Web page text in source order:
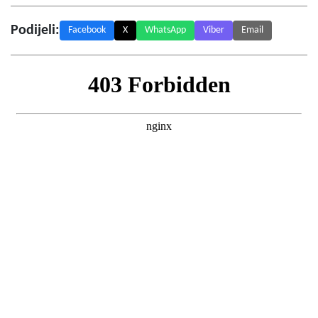
Podijeli: Facebook X WhatsApp Viber Email